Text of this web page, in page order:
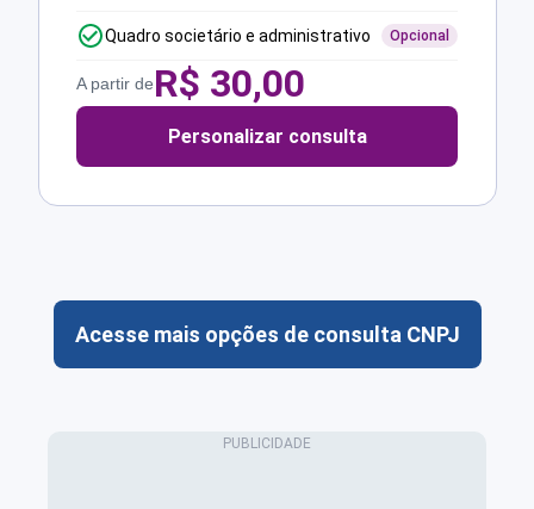
Quadro societário e administrativo Opcional
A partir deR$ 30,00
Personalizar consulta
Acesse mais opções de consulta CNPJ